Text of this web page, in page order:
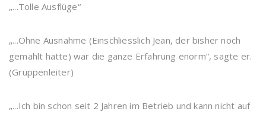
„...Tolle Ausflüge“
„...Ohne Ausnahme (Einschliesslich Jean, der bisher noch
gemahlt hatte) war die ganze Erfahrung enorm“, sagte er.
(Gruppenleiter)
„...Ich bin schon seit 2 Jahren im Betrieb und kann nicht auf